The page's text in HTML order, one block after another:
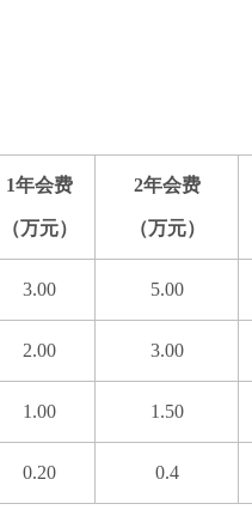
1年会费
（万元）
2年会费
（万元）
3.00 5.00
2.00 3.00
1.00 1.50
0.20 0.4